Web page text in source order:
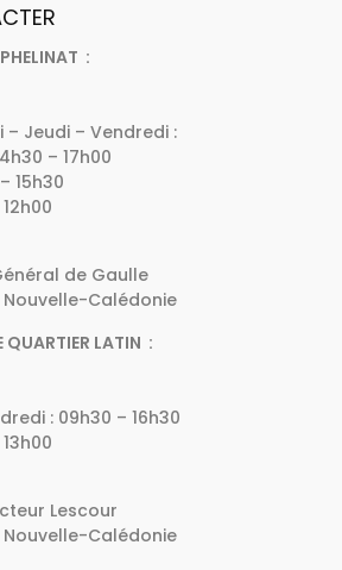
:
– Jeudi – Vendredi :
– 17h00
15h30
de Gaulle
Nouvelle-Calédonie
QUARTIER LATIN :
: 09h30 – 16h30
Lescour
Nouvelle-Calédonie